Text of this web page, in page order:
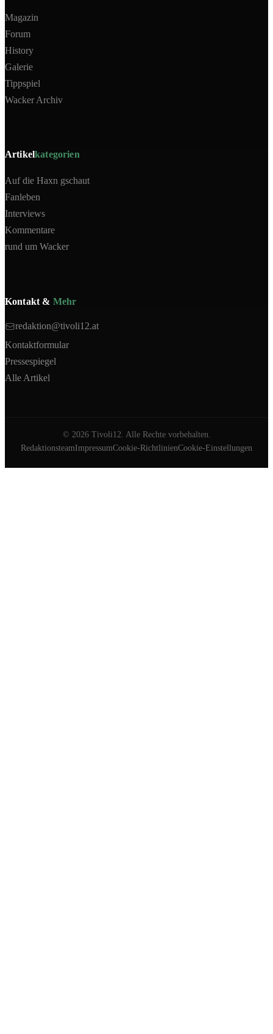
Magazin
Forum
History
Galerie
Tippspiel
Wacker Archiv
Artikelkategorien
Auf die Haxn gschaut
Fanleben
Interviews
Kommentare
rund um Wacker
Kontakt & Mehr
redaktion@tivoli12.at
Kontaktformular
Pressespiegel
Alle Artikel
© 2026Tivoli12. Alle Rechte vorbehalten.
RedaktionsteamImpressumCookie-RichtlinienCookie-Einstellungen